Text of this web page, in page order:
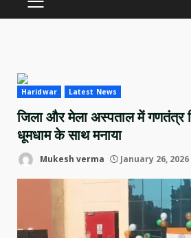
PRIMARY
Haridwar Latest News
जिला और मेला अस्पताल में गणतंत्र
धूमधाम के साथ मनाया
Mukesh verma January 26, 2026